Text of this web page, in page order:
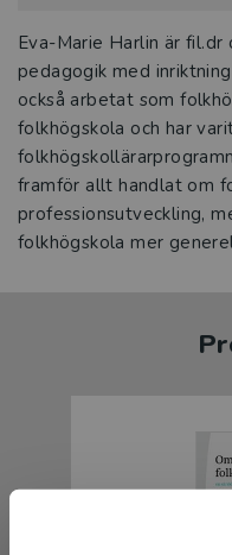
Eva-Marie Harlin är
pedagogik med
också arbetat som
folkhögskola och har
framför allt handlat om
professionsutveckling,